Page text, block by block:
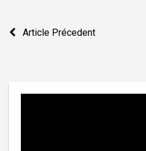
Navigation
Article Précedent